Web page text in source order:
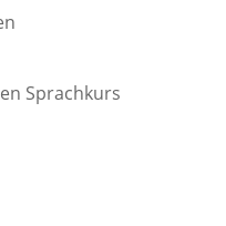
Sprachkurs